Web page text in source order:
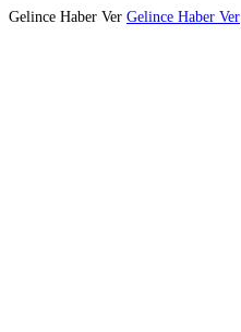
Gelince Haber Ver Gelince Haber Ver